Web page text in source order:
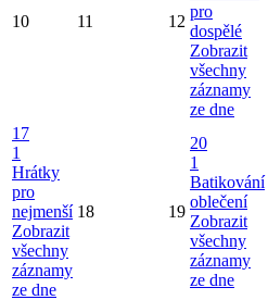
10 11 12
pro
dospělé
Zobrazit
všechny
záznamy
ze dne
17
1
Hrátky
pro
nejmenší
Zobrazit
všechny
záznamy
ze dne
18 19
20
1
Batikování
oblečení
Zobrazit
všechny
záznamy
ze dne